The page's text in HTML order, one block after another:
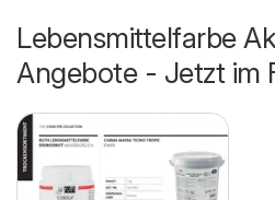
Lebensmittelfarbe
Angebote - Jetzt im